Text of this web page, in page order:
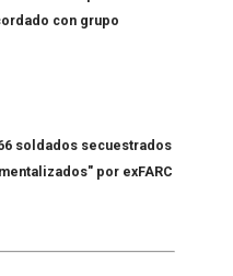
con grupo
soldados secuestrados
por exFARC